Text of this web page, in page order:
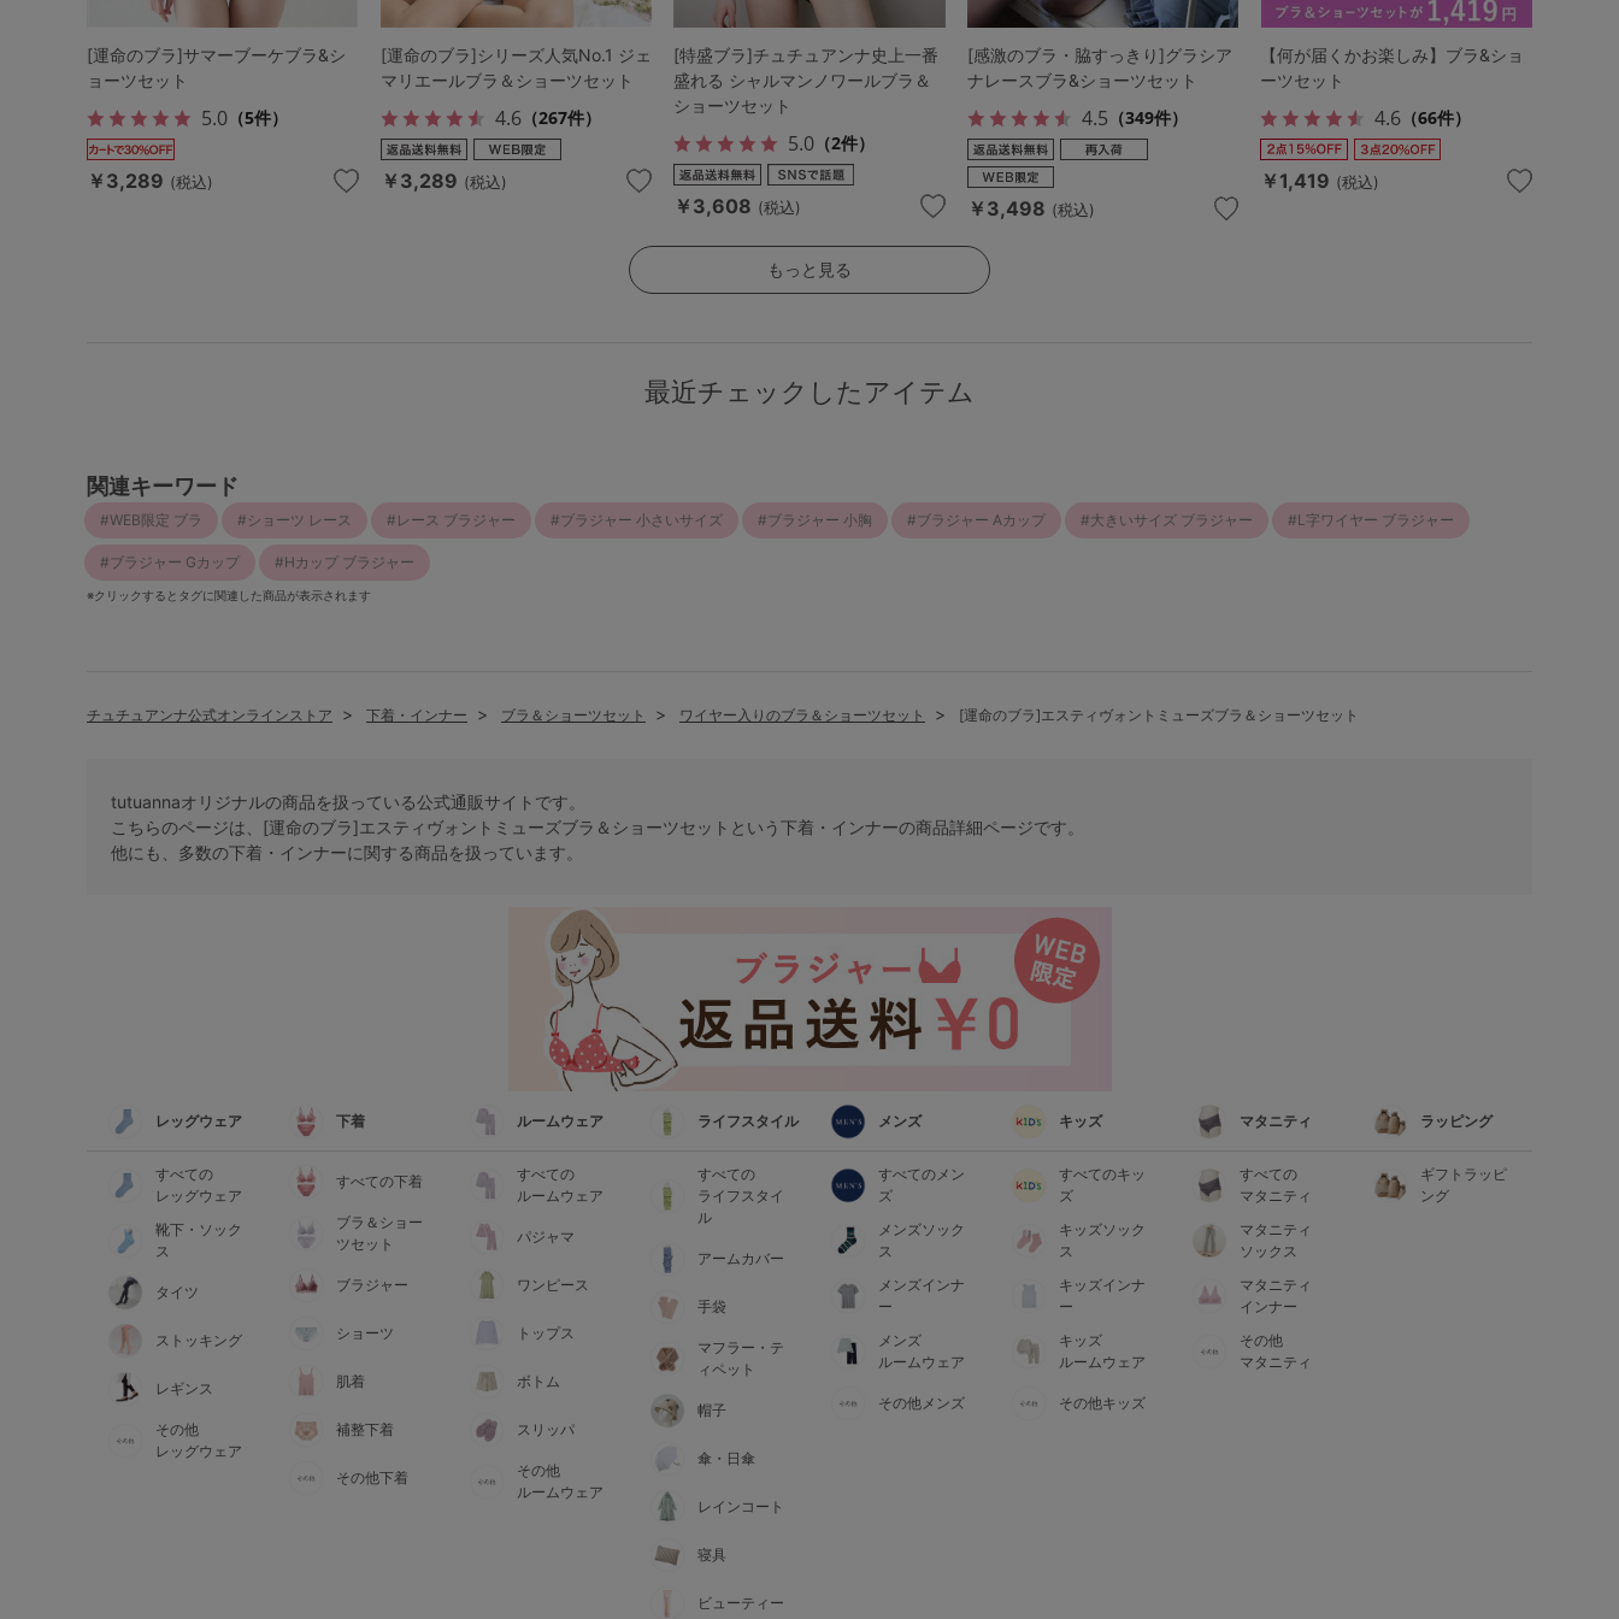
[運命のブラ]サマーブーケブラ&シ
ョーツセット
5.0 （5件）
￥3,289 (税込)
[運命のブラ]シリーズ人気No.1 ジェ
マリエールブラ＆ショーツセット
4.6（267件）
￥3,289 (税込)
[特盛ブラ]チュチュアンナ史上一番
盛れる シャルマンノワールブラ＆
ショーツセット
5.0 （2件）
￥3,608 (税込)
[感激のブラ・脇すっきり]グラシア
ナレースブラ&ショーツセット
4.5 （349件）
￥3,498 (税込)
【何が届くかお楽しみ】ブラ&ショ
ーツセット
4.6 （66件）
￥1,419 (税込)
もっと見る
最近チェックしたアイテム
関連キーワード
WEB限定 ブラ ショーツ レース レース ブラジャー ブラジャー 小さいサイズ ブラジャー 小胸 ブラジャー Aカップ 大きいサイズ ブラジャー L字ワイヤー ブラジャー
ブラジャー Gカップ Hカップ ブラジャー
※クリックするとタグに関連した商品が表示されます
チュチュアンナ公式オンラインストア 下着・インナー ブラ＆ショーツセット ワイヤー入りのブラ＆ショーツセット [運命のブラ]エスティヴォントミューズブラ＆ショーツセット
tutuannaオリジナルの商品を扱っている公式通販サイトです。
こちらのページは、[運命のブラ]エスティヴォントミューズブラ＆ショーツセットという下着・インナーの商品詳細ページです。
他にも、多数の下着・インナーに関する商品を扱っています。
レッグウェア
すべての
レッグウェア
靴下・ソック
ス
タイツ
ストッキング
レギンス
その他
レッグウェア
下着
すべての下着
ブラ＆ショー
ツセット
ブラジャー
ショーツ
肌着
補整下着
その他下着
ルームウェア
すべての
ルームウェア
パジャマ
ワンピース
トップス
ボトム
スリッパ
その他
ルームウェア
ライフスタイル
すべての
ライフスタイ
ル
アームカバー
手袋
マフラー・テ
ィペット
帽子
傘・日傘
レインコート
寝具
ビューティー
メンズ
すべてのメン
ズ
メンズソック
ス
メンズインナ
ー
メンズ
ルームウェア
その他メンズ
キッズ
すべてのキッ
ズ
キッズソック
ス
キッズインナ
ー
キッズ
ルームウェア
その他キッズ
マタニティ
すべての
マタニティ
マタニティ
ソックス
マタニティ
インナー
その他
マタニティ
ラッピング
ギフトラッピ
ング